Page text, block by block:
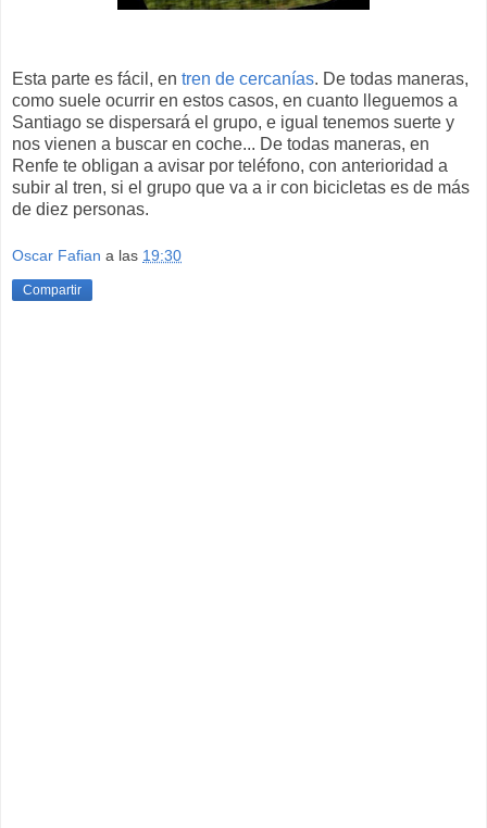
Esta parte es fácil, en tren de cercanías. De todas maneras,
como suele ocurrir en estos casos, en cuanto lleguemos a
Santiago se dispersará el grupo, e igual tenemos suerte y
nos vienen a buscar en coche... De todas maneras, en
Renfe te obligan a avisar por teléfono, con anterioridad a
subir al tren, si el grupo que va a ir con bicicletas es de más
de diez personas.
Oscar Fafian a las 19:30
Compartir